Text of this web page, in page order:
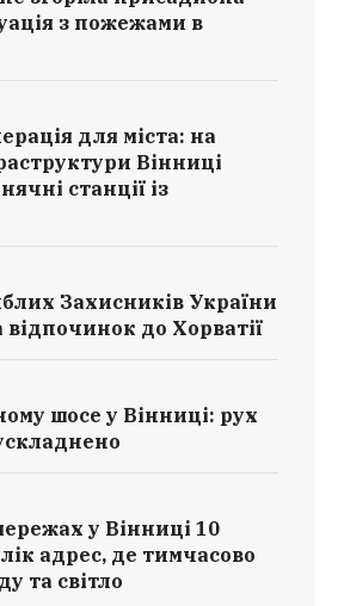
з пожежами в
для міста: на
Вінниці
станції із
Захисників України
до Хорватії
шосе у Вінниці: рух
у Вінниці 10
адрес, де тимчасово
та світло